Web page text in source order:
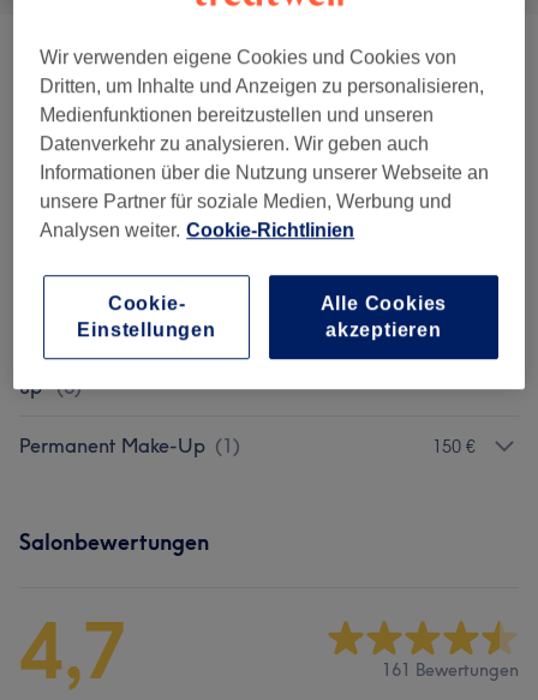
Make-up (1) ab 67,15 €
Gesichtsbehandlungen (7) ab 58,65 €
Microblading (1) ab 331,50 €
Augenbrauen & Wimpern (8)
Wimpernverlängerung ab 67,15 €
Permanent Make-up / Kontur Make-
up (6)
Permanent Make-Up (1) 150 €
Salonbewertungen
4,7 161 Bewertungen
Wir verwenden eigene Cookies und Cookies von
Dritten, um Inhalte und Anzeigen zu personalisieren,
Medienfunktionen bereitzustellen und unseren
Datenverkehr zu analysieren. Wir geben auch
Informationen über die Nutzung unserer Webseite an
unsere Partner für soziale Medien, Werbung und
Analysen weiter. Cookie-Richtlinien
Cookie-
Einstellungen
Alle Cookies
akzeptieren